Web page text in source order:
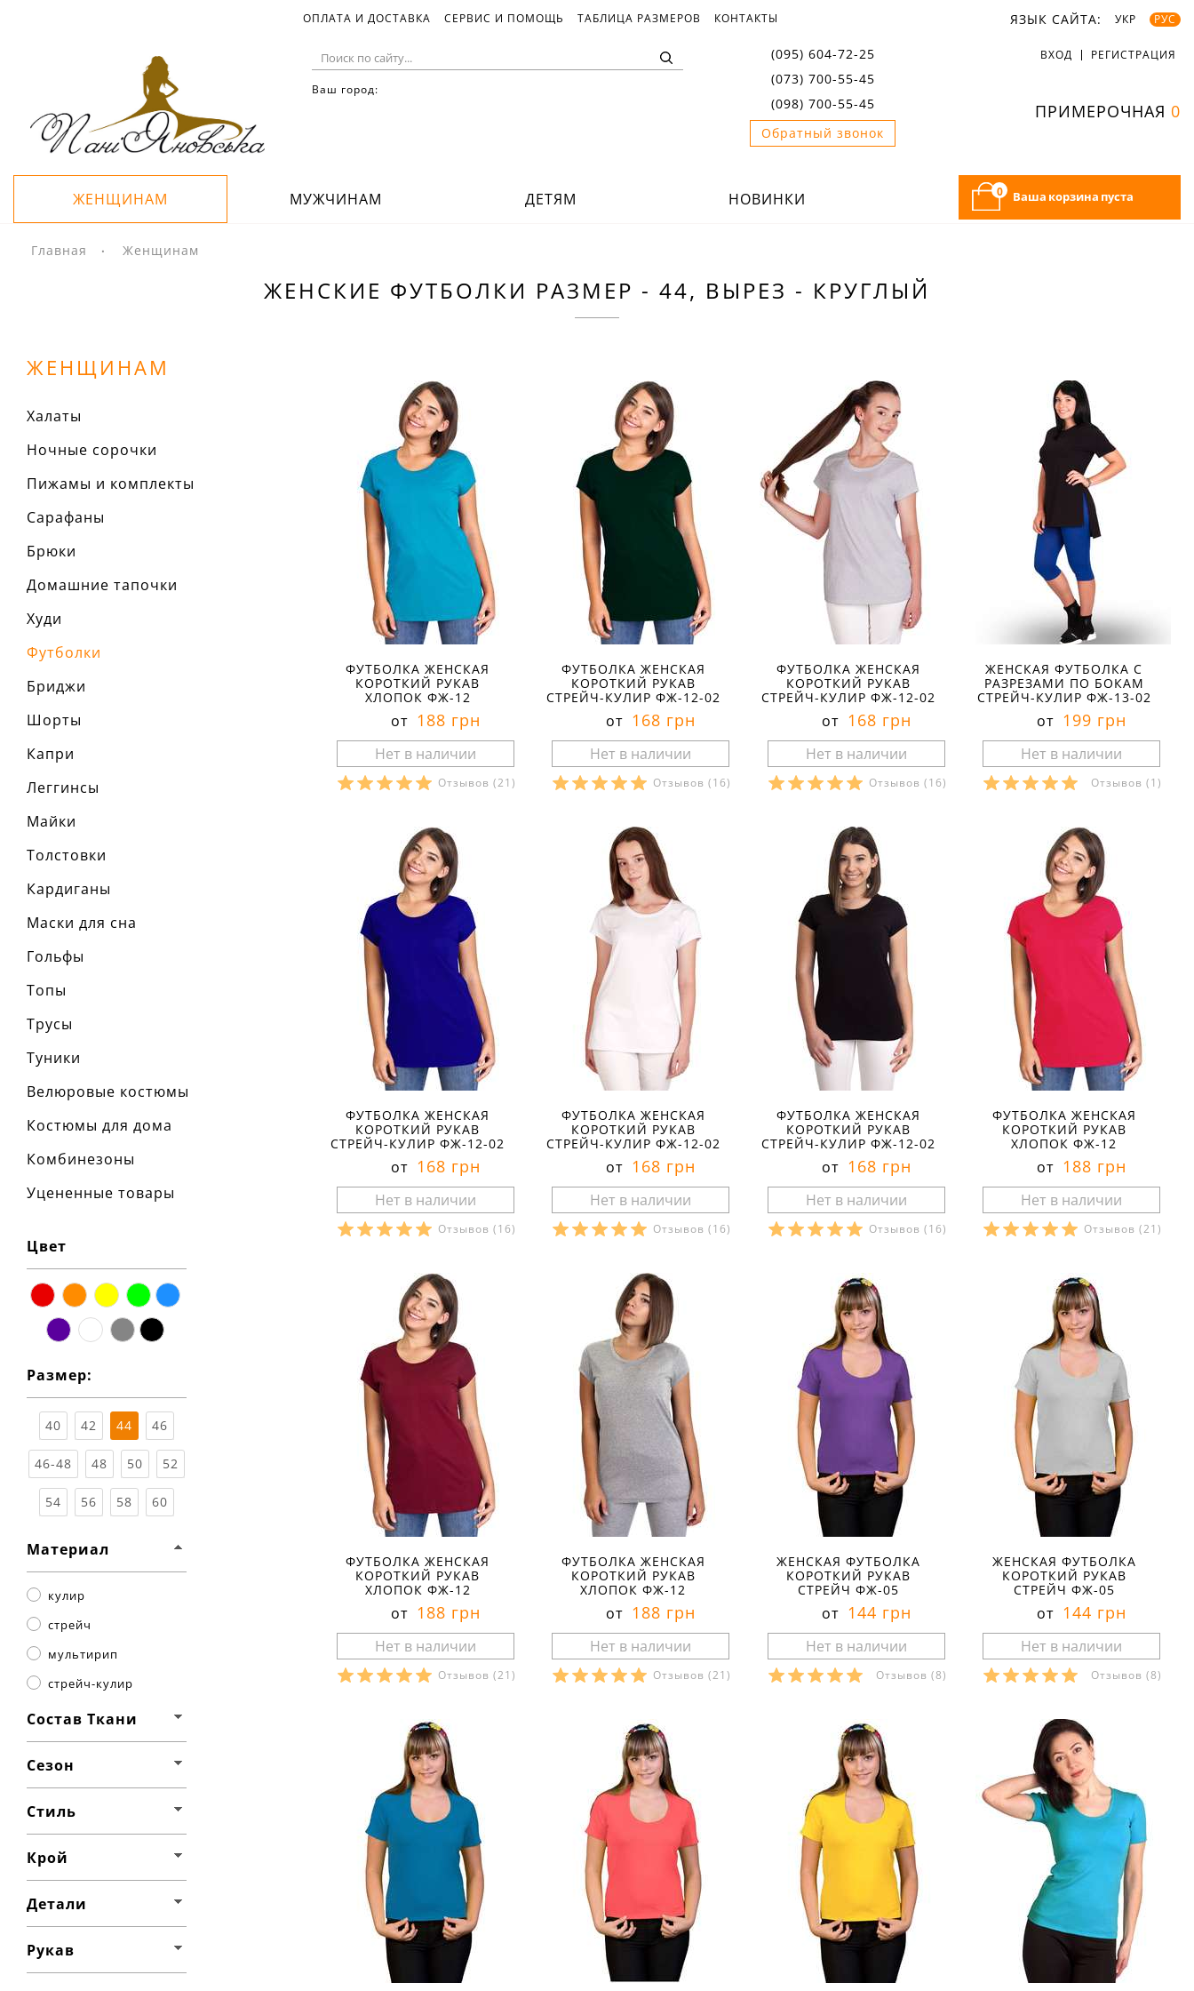
ОПЛАТА И ДОСТАВКА СЕРВИС И ПОМОЩЬ ТАБЛИЦА РАЗМЕРОВ КОНТАКТЫ ЯЗЫК САЙТА: УКР РУС
Ваш город:
(095) 604-72-25
(073) 700-55-45
(098) 700-55-45
Обратный звонок
ВХОД РЕГИСТРАЦИЯ
ПРИМЕРОЧНАЯ 0
0 Ваша корзина пуста
ЖЕНЩИНАМ МУЖЧИНАМ ДЕТЯМ НОВИНКИ
Главная Женщинам
ЖЕНСКИЕ ФУТБОЛКИ РАЗМЕР - 44, ВЫРЕЗ - КРУГЛЫЙ
ЖЕНЩИНАМ
Халаты
Ночные сорочки
Пижамы и комплекты
Сарафаны
Брюки
Домашние тапочки
Худи
Футболки
Бриджи
Шорты
Капри
Леггинсы
Майки
Толстовки
Кардиганы
Маски для сна
Гольфы
Топы
Трусы
Туники
Велюровые костюмы
Костюмы для дома
Комбинезоны
Уцененные товары
Цвет
красный
оранжевый
жёлтыйзелёный
синий
Размер:
40 42 44 46
46-48 48 50 52
54 56 58 60
Материал
кулир
стрейч
мультирип
стрейч-кулир
Состав Ткани
Сезон
Стиль
Крой
Детали
Рукав
ФУТБОЛКА ЖЕНСКАЯ
КОРОТКИЙ РУКАВ
ХЛОПОК ФЖ-12
от 188 грн
Отзывов (21)
Характеристики:
материал: кулир
состав ткани: 100 % хлопок
лето
стиль: спортивный
рукав:
короткий
вырез:
ФУТБОЛКА ЖЕНСКАЯ
КОРОТКИЙ РУКАВ
СТРЕЙЧ-КУЛИР ФЖ-12-02
от 168 грн
Отзывов(16)
Характеристики:
материал: стрейч-кулир
состав ткани:
80 % хлопок 15
% полиэстер 5 % эластан
лето
стиль:
повседневный
рукав:
короткий
вырез: круглый
ФУТБОЛКА ЖЕНСКАЯ
КОРОТКИЙ РУКАВ
СТРЕЙЧ-КУЛИР ФЖ-12-02
от 168 грн
Отзывов (16)
Характеристики:
материал: стрейч-кулир
состав ткани: 80 % хлопок 15
% полиэстер 5 % эластан
сезон:
лето
стиль:
повседневный
рукав:
вырез:
ЖЕНСКАЯ ФУТБОЛКА С
РАЗРЕЗАМИ ПО БОКАМ
СТРЕЙЧ-КУЛИР ФЖ-13-02
от 199 грн
Отзывов(1)
Характеристики:
материал: стрейч-кулир
состав ткани: 80 % хлопок 15
% полиэстер 5 % эластан
сезон: лето
стиль:
молодёжный
детали:
с разрезами
рукав:
вырез:
ФУТБОЛКА ЖЕНСКАЯ
КОРОТКИЙ РУКАВ
СТРЕЙЧ-КУЛИР ФЖ-12-02
от 168 грн
Отзывов (16)
Характеристики:
материал: стрейч-кулир
состав ткани: 80 % хлопок 15
% полиэстер 5 % эластан
сезон: лето
стиль:
повседневный
рукав:
вырез:
ФУТБОЛКА ЖЕНСКАЯ
КОРОТКИЙ РУКАВ
СТРЕЙЧ-КУЛИР ФЖ-12-02
от 168 грн
Отзывов(16)
Характеристики:
материал: стрейч-кулир
состав ткани:
80 % хлопок 15
% полиэстер 5 % эластан
сезон:
лето
стиль:
повседневный
рукав:
вырез:
круглый
ФУТБОЛКА ЖЕНСКАЯ
КОРОТКИЙ РУКАВ
СТРЕЙЧ-КУЛИР ФЖ-12-02
от 168 грн
Отзывов (16)
Характеристики:
материал: стрейч-кулир
состав ткани: 80 % хлопок 15
% полиэстер 5 % эластан
сезон: лето
стиль:
повседневный
рукав:
короткий
вырез:
круглый
ФУТБОЛКА ЖЕНСКАЯ
КОРОТКИЙ РУКАВ
ХЛОПОК ФЖ-12
от 188 грн
Отзывов(21)
Характеристики:
материал: кулир
состав ткани: 100 % хлопок
лето
стиль: спортивный
рукав:
короткий
вырез:
круглый
ФУТБОЛКА ЖЕНСКАЯ
КОРОТКИЙ РУКАВ
ХЛОПОК ФЖ-12
от 188 грн
Отзывов (21)
Характеристики:
материал: кулир
состав ткани: 100 % хлопок
лето
стиль: спортивный
рукав:
короткий
вырез:
круглый
ФУТБОЛКА ЖЕНСКАЯ
КОРОТКИЙ РУКАВ
ХЛОПОК ФЖ-12
от 188 грн
Отзывов(21)
Характеристики:
материал: кулир
состав ткани: 100 % хлопок
лето
стиль: спортивный
рукав:
короткий
вырез:
круглый
ЖЕНСКАЯ ФУТБОЛКА
КОРОТКИЙ РУКАВ
СТРЕЙЧ ФЖ-05
от 144 грн
Отзывов (8)
Характеристики:
материал: стрейч
состав ткани: 95 % хлопок
5% эластан
сезон: лето
стиль:
повседневный
крой:
облегающие
рукав: короткий
вырез:
ЖЕНСКАЯ ФУТБОЛКА
КОРОТКИЙ РУКАВ
СТРЕЙЧ ФЖ-05
от 144 грн
Отзывов(8)
Характеристики:
материал: стрейч
состав ткани: 95 % хлопок
5% эластан
сезон: лето
стиль:
повседневный
облегающие
короткий
круглый